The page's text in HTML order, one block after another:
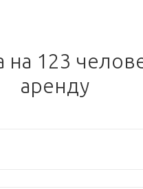
на 123
аренду